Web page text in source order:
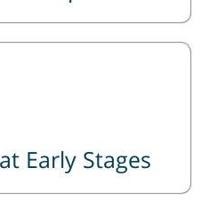
Early Stages